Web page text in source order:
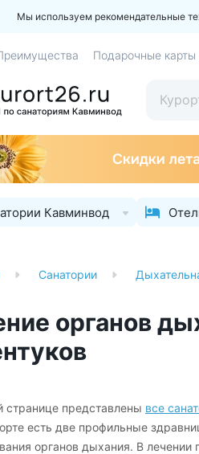
Мы используем рекомендательные
Подарочные карты
Кавминвод
Санатории
органов
странице представлены все
есть две профильные
органов дыхания. В